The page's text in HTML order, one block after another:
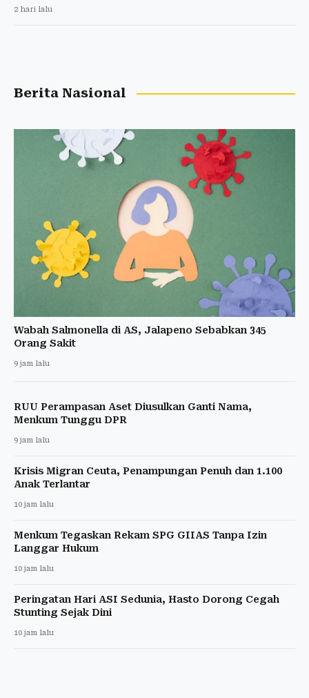
2 hari lalu
Berita Nasional
Wabah Salmonella di AS, Jalapeno Sebabkan 345
Orang Sakit
9 jam lalu
RUU Perampasan Aset Diusulkan Ganti Nama,
Menkum Tunggu DPR
9 jam lalu
Krisis Migran Ceuta, Penampungan Penuh dan 1.100
Anak Terlantar
10 jam lalu
Menkum Tegaskan Rekam SPG GIIAS Tanpa Izin
Langgar Hukum
10 jam lalu
Peringatan Hari ASI Sedunia, Hasto Dorong Cegah
Stunting Sejak Dini
10 jam lalu